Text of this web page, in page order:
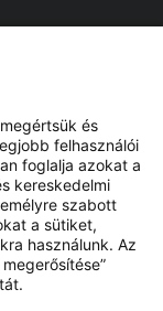
és
felhasználói
foglalja azokat a
kereskedelmi
szabott
a sütiket,
használunk. Az